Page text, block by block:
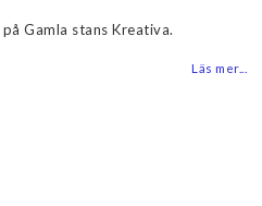
Gamla stans Kreativa.
Läs mer...